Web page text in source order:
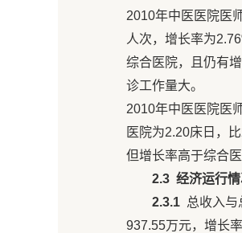
2010年中医医院医
人次，增长率为
综合医院，且仍有
诊工作量大。
2010年中医医院医
医院为2.20床日，
但增长率高于综合
2.3 经济运行
2.3.1 总收入与
937.55万元，增长